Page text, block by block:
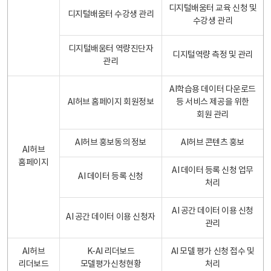
디지털배움터 수강생 관리
디지털배움터 교육 신청 및
수강생 관리
디지털배움터 역량진단자
관리
디지털역량 측정 및 관리
AI허브
홈페이지
AI허브 홈페이지 회원정보
AI학습용 데이터 다운로드
등 서비스 제공을 위한
회원 관리
AI허브 홍보동의 정보 AI허브 콘텐츠 홍보
AI 데이터 등록 신청
AI 데이터 등록 신청 업무
처리
AI 공간 데이터 이용 신청자
AI 공간 데이터 이용 신청
관리
AI허브
리더보드
K-AI 리더보드
모델평가신청현황
AI 모델 평가 신청 접수 및
처리